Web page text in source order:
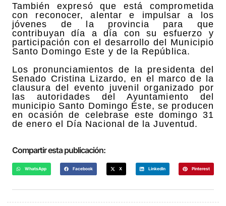
También expresó que está comprometida
con reconocer, alentar e impulsar a los
jóvenes de la provincia para que
contribuyan día a día con su esfuerzo y
participación con el desarrollo del Municipio
Santo Domingo Este y de la República.
Los pronunciamientos de la presidenta del
Senado Cristina Lizardo, en el marco de la
clausura del evento juvenil organizado por
las autoridades del Ayuntamiento del
municipio Santo Domingo Este, se producen
en ocasión de celebrase este domingo 31
de enero el Día Nacional de la Juventud.
Compartir esta publicación:
WhatsApp Facebook X LinkedIn Pinterest